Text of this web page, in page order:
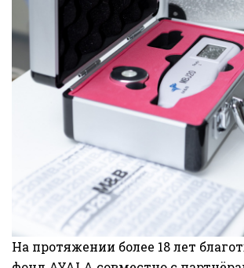
На протяжении более 18 лет